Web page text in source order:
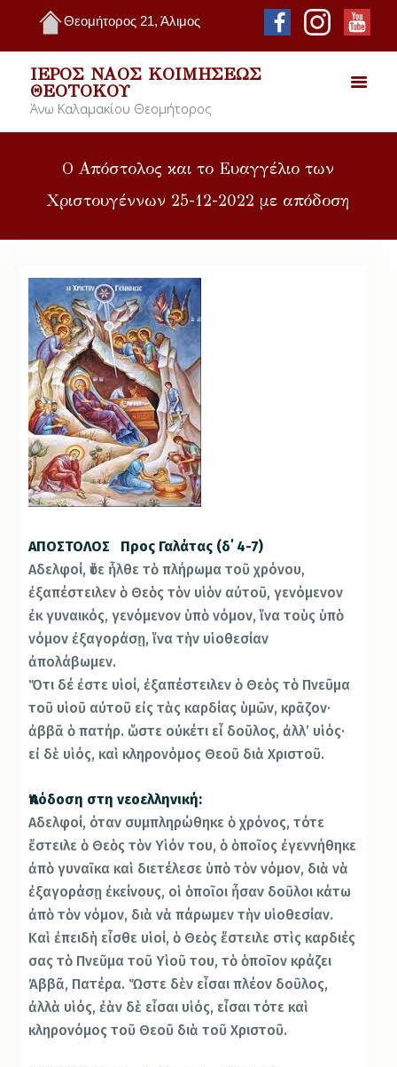
Θεομήτορος 21, Άλιμος
ΙΕΡΌΣ ΝΑΌΣ ΚΟΙΜΉΣΕΩΣ
ΘΕΟΤΌΚΟΥ
Άνω Καλαμακίου Θεομήτορος
Ο Απόστολος και το Ευαγγέλιο των
Χριστουγέννων 25-12-2022 με απόδοση
ΑΠΟΣΤΟΛΟΣ Προς Γαλάτας (δ΄ 4-7)
Αδελφοί, ὅτε ἦλθε τὸ πλήρωμα τοῦ χρόνου,
ἐξαπέστειλεν ὁ Θεὸς τὸν υἱὸν αὐτοῦ, γενόμενον
ἐκ γυναικός, γενόμενον ὑπὸ νόμον, ἵνα τοὺς ὑπὸ
νόμον ἐξαγοράσῃ, ἵνα τὴν υἱοθεσίαν
ἀπολάβωμεν.
Ὅτι δέ ἐστε υἱοί, ἐξαπέστειλεν ὁ Θεὸς τὸ Πνεῦμα
τοῦ υἱοῦ αὐτοῦ εἰς τὰς καρδίας ὑμῶν, κρᾶζον·
ἀββᾶ ὁ πατήρ. ὥστε οὐκέτι εἶ δοῦλος, ἀλλ’ υἱός·
εἰ δὲ υἱός, καὶ κληρονόμος Θεοῦ διὰ Χριστοῦ.
Ἀπόδοση στη νεοελληνική:
Αδελφοί, όταν συμπληρώθηκε ὁ χρόνος, τότε
ἔστειλε ὁ Θεὸς τὸν Υἱόν του, ὁ ὁποῖος ἐγεννήθηκε
ἀπὸ γυναῖκα καὶ διετέλεσε ὑπὸ τὸν νόμον, διὰ νὰ
ἐξαγοράσῃ ἐκείνους, οἱ ὁποῖοι ἦσαν δοῦλοι κάτω
ἀπὸ τὸν νόμον, διὰ νὰ πάρωμεν τὴν υἱοθεσίαν.
Καὶ ἐπειδὴ εἶσθε υἱοί, ὁ Θεὸς ἔστειλε στὶς καρδιές
σας τὸ Πνεῦμα τοῦ Υἱοῦ του, τὸ ὁποῖον κράζει
Ἀββᾶ, Πατέρα. Ὥστε δὲν εἶσαι πλέον δοῦλος,
ἀλλὰ υἱός, ἐὰν δὲ εἶσαι υἱός, εἶσαι τότε καὶ
κληρονόμος τοῦ Θεοῦ διὰ τοῦ Χριστοῦ.